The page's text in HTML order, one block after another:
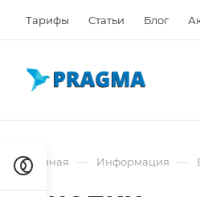
Тарифы Статьи Блог
Главная — Информация —